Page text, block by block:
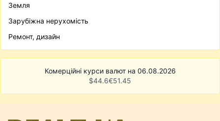
Земля
Зарубіжна нерухомість
Ремонт, дизайн
Комерційні курси валют на 06.08.2026
$44.6€51.45